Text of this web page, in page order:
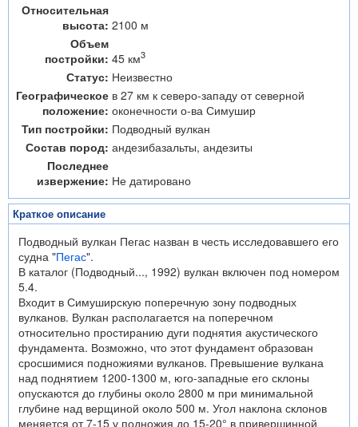
Относительная
высота: 2100 м
Объем
постройки: 45 км3
Статус: Неизвестно
Географическое
положение:
в 27 км к северо-западу от северной
оконечности о-ва Симушир
Тип постройки: Подводный вулкан
Состав пород: андезибазальты, андезиты
Последнее
извержение: Не датировано
Краткое описание
Подводный вулкан Пегас назван в честь исследовавшего его
судна "Пегас".
В каталог (Подводный..., 1992) вулкан включен под номером
5.4.
Входит в Симуширскую поперечную зону подводных
вулканов. Вулкан располагается на поперечном
относительно простиранию дуги поднятия акустического
фундамента. Возможно, что этот фунда­мент образован
сросшимися подножиями вулканов. Превышение вулкана
над поднятием 1200-1300 м, юго-западные его склоны
опускаются до глубины около 2800 м при минимальной
глубине над верщиной около 500 м. Угол наклона склонов
меня­ется от 7-15 у подножия до 15-20° в привершинной